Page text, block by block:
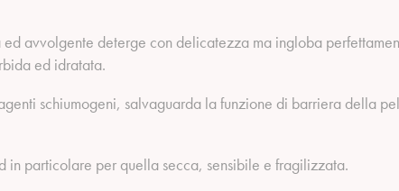
avvolgente deterge con delicatezza ma ingloba
ed idratata.
schiumogeni, salvaguarda la funzione di barriera della
in particolare per quella secca, sensibile e fragilizzata.